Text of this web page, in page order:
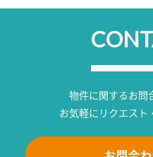
物件に関するお問
お気軽にリクエスト